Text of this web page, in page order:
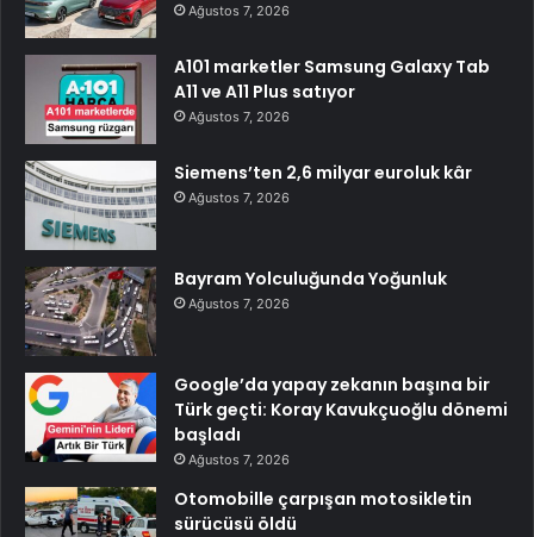
Ağustos 7, 2026
A101 marketler Samsung Galaxy Tab
A11 ve A11 Plus satıyor
Ağustos 7, 2026
Siemens’ten 2,6 milyar euroluk kâr
Ağustos 7, 2026
Bayram Yolculuğunda Yoğunluk
Ağustos 7, 2026
Google’da yapay zekanın başına bir
Türk geçti: Koray Kavukçuoğlu dönemi
başladı
Ağustos 7, 2026
Otomobille çarpışan motosikletin
sürücüsü öldü